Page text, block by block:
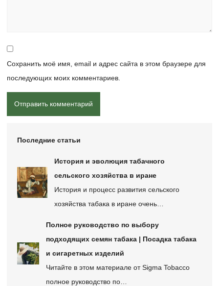
Сохранить моё имя, email и адрес сайта в этом браузере для
последующих моих комментариев.
Последние статьи
История и эволюция табачного
сельского хозяйства в иране
История и процесс развития сельского
хозяйства табака в иране очень…
Полное руководство по выбору
подходящих семян табака | Посадка табака
и сигаретных изделий
Читайте в этом материале от Sigma Tobacco
полное руководство по…